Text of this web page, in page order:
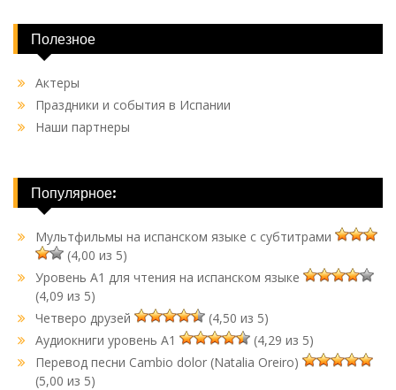
Полезное
Актеры
Праздники и события в Испании
Наши партнеры
Популярное:
Мультфильмы на испанском языке с субтитрами
(4,00 из 5)
Уровень A1 для чтения на испанском языке
(4,09 из 5)
Четверо друзей
(4,50 из 5)
Аудиокниги уровень A1
(4,29 из 5)
Перевод песни Cambio dolor (Natalia Oreiro)
(5,00 из 5)